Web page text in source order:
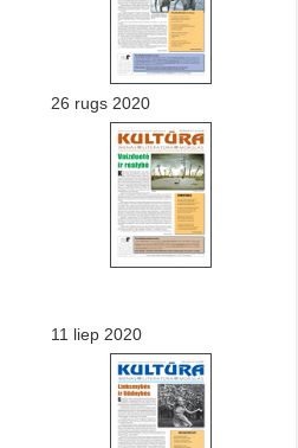
26 rugs 2020
11 liep 2020